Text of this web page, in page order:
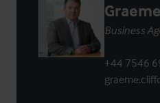
Business
+44 7546